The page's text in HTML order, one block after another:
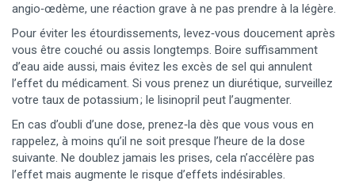
angio‑œdème, une réaction grave à ne pas prendre à la légère.
Pour éviter les étourdissements, levez‑vous doucement après
vous être couché ou assis longtemps. Boire suffisamment
d’eau aide aussi, mais évitez les excès de sel qui annulent
l’effet du médicament. Si vous prenez un diurétique, surveillez
votre taux de potassium ; le lisinopril peut l’augmenter.
En cas d’oubli d’une dose, prenez‑la dès que vous vous en
rappelez, à moins qu’il ne soit presque l’heure de la dose
suivante. Ne doublez jamais les prises, cela n’accélère pas
l’effet mais augmente le risque d’effets indésirables.